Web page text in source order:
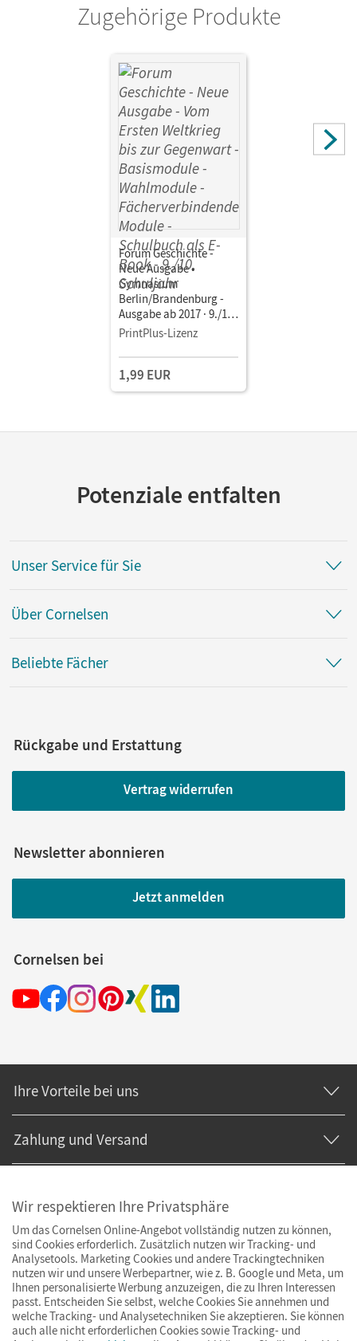
Zugehörige Produkte
Forum Geschichte -
Neue Ausgabe •
Gymnasium
Berlin/Brandenburg -
Ausgabe ab 2017 · 9./10.
Schuljahr Vom Ersten
Gegenwart ·
Basismodule -
Wahlmodule -
E-Book
PrintPlus-Lizenz
1,99 EUR
Potenziale entfalten
Unser Service für Sie
Über Cornelsen
Beliebte Fächer
Rückgabe und Erstattung
Vertrag widerrufen
Newsletter abonnieren
Jetzt anmelden
Cornelsen bei
Ihre Vorteile bei uns
Zahlung und Versand
Wir respektieren Ihre Privatsphäre
Um das Cornelsen Online-Angebot vollständig nutzen zu können,
sind Cookies erforderlich. Zusätzlich nutzen wir Tracking- und
Analysetools. Marketing Cookies und andere Trackingtechniken
nutzen wir und unsere Werbepartner, wie z. B. Google und Meta, um
Ihnen personalisierte Werbung anzuzeigen, die zu Ihren Interessen
passt. Entscheiden Sie selbst, welche Cookies Sie annehmen und
welche Tracking- und Analysetechniken Sie akzeptieren. Sie können
auch alle nicht erforderlichen Cookies sowie Tracking- und